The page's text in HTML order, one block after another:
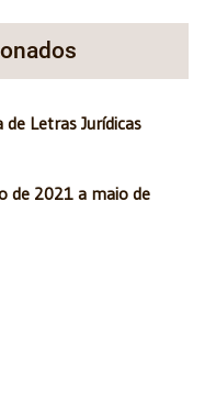
Letras Jurídicas
de 2021 a maio de